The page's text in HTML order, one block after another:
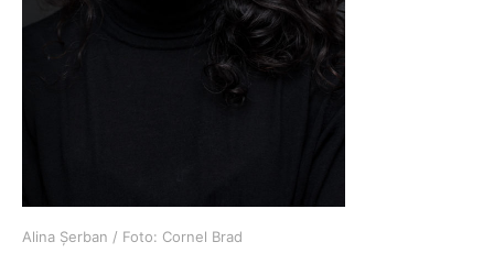
Alina Șerban / Foto: Cornel Brad